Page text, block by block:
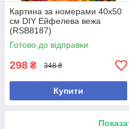
Картина за номерами 40х50
см DIY Ейфелева вежа
(RSB8187)
Готово до відправки
298 ₴ 348 ₴
Купити